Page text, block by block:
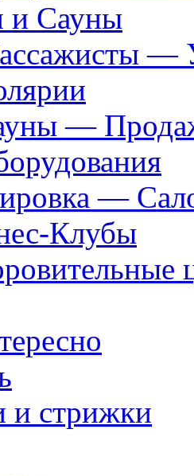
и Сауны
—
—
—
Клубы
и стрижки